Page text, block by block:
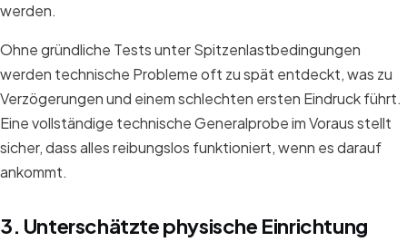
werden.
Ohne gründliche Tests unter Spitzenlastbedingungen
werden technische Probleme oft zu spät entdeckt, was zu
Verzögerungen und einem schlechten ersten Eindruck führt.
Eine vollständige technische Generalprobe im Voraus stellt
sicher, dass alles reibungslos funktioniert, wenn es darauf
ankommt.
3. Unterschätzte physische Einrichtung